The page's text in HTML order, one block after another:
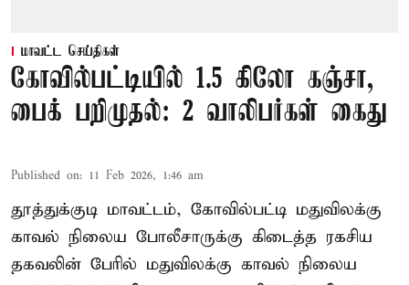
மாவட்ட செய்திகள்
கோவில்பட்டியில் 1.5 கிலோ கஞ்சா,
பைக் பறிமுதல்: 2 வாலிபர்கள் கைது
Published on: 11 Feb 2026, 1:46 am
தூத்துக்குடி மாவட்டம், கோவில்பட்டி மதுவிலக்கு
காவல் நிலைய போலீசாருக்கு கிடைத்த ரகசிய
தகவலின் பேரில் மதுவிலக்கு காவல் நிலைய